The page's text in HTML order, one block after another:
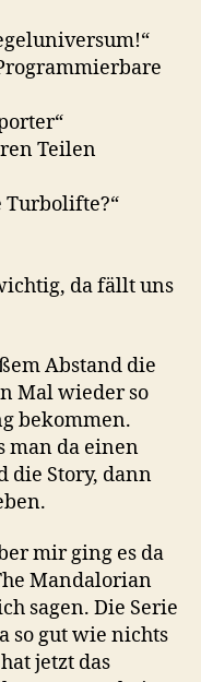
Teilen
Turbolifte?“
da fällt uns
Abstand die
Mal wieder so
bekommen.
man da einen
die Story, dann
mir ging es da
Mandalorian
sagen. Die Serie
so gut wie nichts
jetzt das